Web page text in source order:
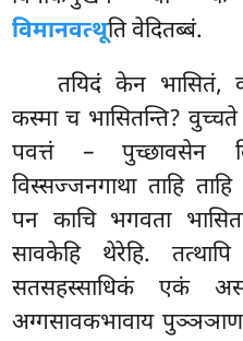
विमानवत्थूति वेदितब्बं.
तयिदं केन भासितं,
कस्मा च भासितन्ति?
पवत्तं – पुच्छावसेन
विस्सज्जनगाथा ताहि
पन काचि भगवता
सावकेहि थेरेहि.
सतसहस्साधिकं एकं
अग्गसावकभावाय